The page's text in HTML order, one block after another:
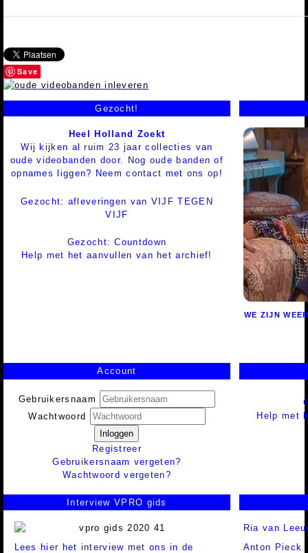
Save
Gezocht!
Heel Holland Zoekt
Wij kijken al ruim 23 jaar collecties van
oude videobanden door. Nog oude banden of
opnames liggen? Neem contact met ons op!
Gezocht: afleveringen van VIJF TEGEN
VIJF
Gezocht: Countdown
Help met het aanvullen van het archief!
WE ZIJN
Account
Gebruikersnaam
Wachtwoord
Inloggen
Registreer
Gebruikersnaam vergeten?
Wachtwoord vergeten?
Help met
Interview VPRO gids
Lees hier het interview met ons in de
Ria van
Anton Pieck